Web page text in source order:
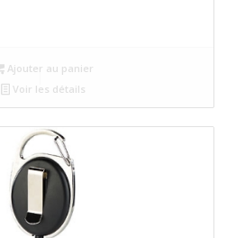
Ajouter au panier
Voir les détails